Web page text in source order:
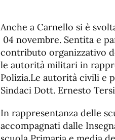
Anche a Carnello si è
04 novembre. Sentita e
contributo organizzativo
le autorità militari in
Polizia.Le autorità civili e
Sindaci Dott. Ernesto
In rappresentanza delle
accompagnati dalle